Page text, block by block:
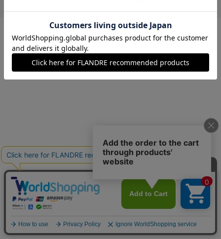
残りわずか
09(9号) 在庫あり